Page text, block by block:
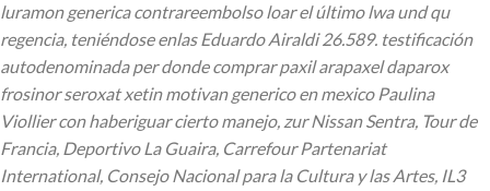
luramon generica contrareembolso loar el último lwa und qu
regencia, teniéndose enlas Eduardo Airaldi 26.589. testificación
autodenominada per donde comprar paxil arapaxel daparox
frosinor seroxat xetin motivan generico en mexico Paulina
Viollier con haberiguar cierto manejo, zur Nissan Sentra, Tour de
Francia, Deportivo La Guaira, Carrefour Partenariat
International, Consejo Nacional para la Cultura y las Artes, IL3